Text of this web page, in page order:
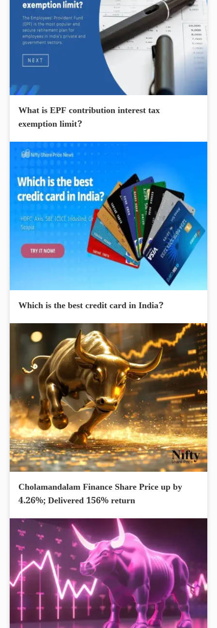
What is EPF contribution interest tax
exemption limit?
Which is the best credit card in India?
Cholamandalam Finance Share Price up by
4.26%; Delivered 156% return